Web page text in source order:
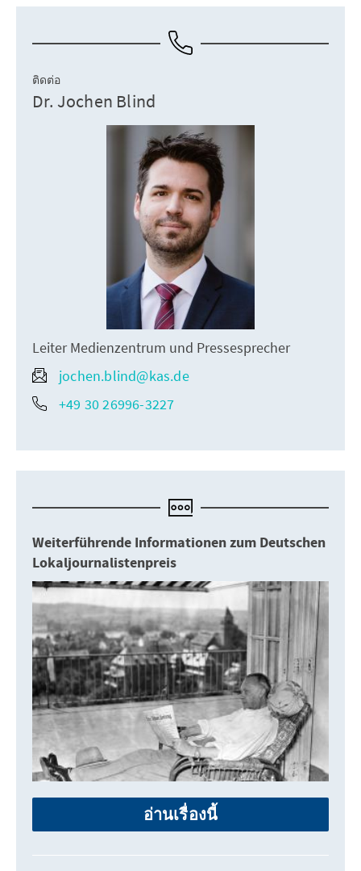
ติดต่อ
Dr. Jochen Blind
Leiter Medienzentrum und Pressesprecher
jochen.blind@kas.de
+49 30 26996-3227
Weiterführende Informationen zum Deutschen
Lokaljournalistenpreis
อ่านเรื่องนี้